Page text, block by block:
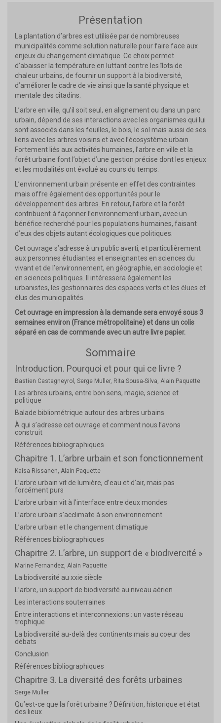
Présentation
La plantation d’arbres est utilisée par de nombreuses
municipalités comme solution naturelle pour faire face aux
enjeux du changement climatique. Ce choix permet
d’abaisser la température en luttant contre les îlots de
chaleur urbains, de fournir un support à la biodiversité,
d’améliorer le cadre de vie ainsi que la santé physique et
mentale des citadins.
L’arbre en ville, qu’il soit seul, en alignement ou dans un parc
urbain, dépend de ses interactions avec les organismes qui lui
sont associés dans les feuilles, le bois, le sol mais aussi de ses
liens avec les arbres voisins et avec l’écosystème urbain.
Fortement liés aux activités humaines, l’arbre en ville et la
forêt urbaine font l’objet d’une gestion précise dont les enjeux
et les modalités ont évolué au cours du temps.
L’environnement urbain présente en effet des contraintes
mais offre également des opportunités pour le
développement des arbres. En retour, l’arbre et la forêt
contribuent à façonner l’environnement urbain, avec un
bénéfice recherché pour les populations humaines, faisant
d’eux des objets autant écologiques que politiques.
Cet ouvrage s’adresse à un public averti, et particulièrement
aux personnes étudiantes et enseignantes en sciences du
vivant et de l’environnement, en géographie, en sociologie et
en sciences politiques. Il intéressera également les
urbanistes, les gestionnaires des espaces verts et les élues et
élus des municipalités.
Cet ouvrage en impression à la demande sera envoyé sous 3
semaines environ (France métropolitaine) et dans un colis
séparé en cas de commande avec un autre livre papier.
Sommaire
Introduction. Pourquoi et pour qui ce livre ?
Bastien Castagneyrol, Serge Muller, Rita Sousa-Silva, Alain Paquette
Les arbres urbains, entre bon sens, magie, science et
politique
Balade bibliométrique autour des arbres urbains
À qui s’adresse cet ouvrage et comment nous l’avons
construit
Références bibliographiques
Chapitre 1. L’arbre urbain et son fonctionnement
Kaisa Rissanen, Alain Paquette
L’arbre urbain vit de lumière, d’eau et d’air, mais pas
forcément purs
L’arbre urbain vit à l’interface entre deux mondes
L’arbre urbain s’acclimate à son environnement
L’arbre urbain et le changement climatique
Références bibliographiques
Chapitre 2. L’arbre, un support de « biodivercité »
Marine Fernandez, Alain Paquette
La biodiversité au xxie siècle
L’arbre, un support de biodiversité au niveau aérien
Les interactions souterraines
Entre interactions et interconnexions : un vaste réseau
trophique
La biodiversité au-delà des continents mais au coeur des
débats
Conclusion
Références bibliographiques
Chapitre 3. La diversité des forêts urbaines
Serge Muller
Qu’est-ce que la forêt urbaine ? Définition, historique et état
des lieux